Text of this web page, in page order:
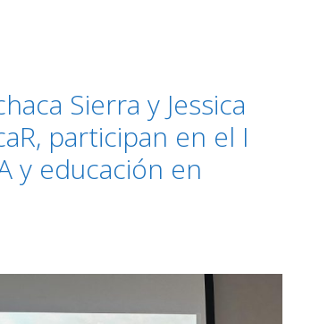
Sierra y Jessica
participan en el I
y educación en